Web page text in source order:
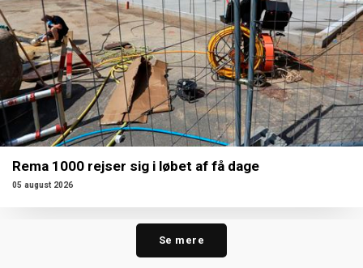
Rema 1000 rejser sig i løbet af få dage
05 august 2026
Se mere